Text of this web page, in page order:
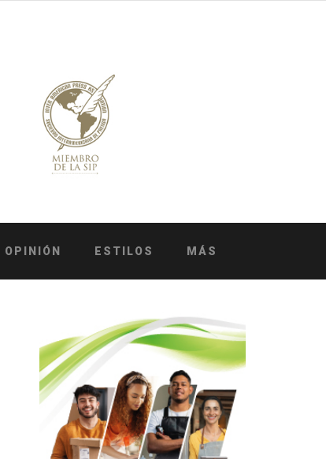
OPINIÓN ESTILOS MÁS